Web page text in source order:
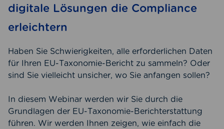
digitale Lösungen die Compliance
erleichtern
Haben Sie Schwierigkeiten, alle erforderlichen Daten
für Ihren EU-Taxonomie-Bericht zu sammeln? Oder
sind Sie vielleicht unsicher, wo Sie anfangen sollen?
In diesem Webinar werden wir Sie durch die
Grundlagen der EU-Taxonomie-Berichterstattung
führen. Wir werden Ihnen zeigen, wie einfach die